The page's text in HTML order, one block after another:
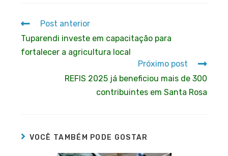
Post anterior
Tuparendi investe em capacitação para
fortalecer a agricultura local
Próximo post
REFIS 2025 já beneficiou mais de 300
contribuintes em Santa Rosa
VOCÊ TAMBÉM PODE GOSTAR